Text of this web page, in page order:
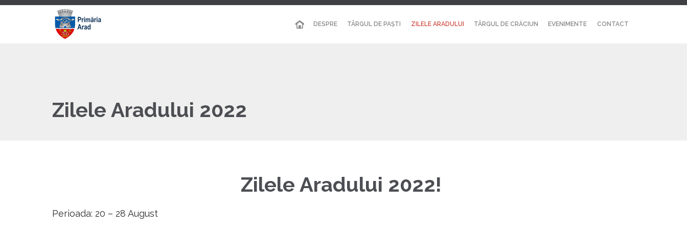
DESPRE TÂRGUL DE PAȘTI ZILELE ARADULUI TÂRGUL DE CRĂCIUN EVENIMENTE CONTACT
Zilele Aradului 2022
Zilele Aradului 2022!
Perioada: 20 – 28 August